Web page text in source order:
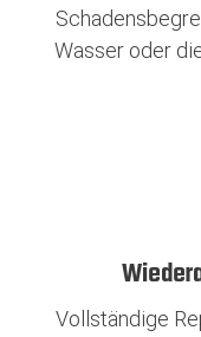
Wasser oder
Vollständige